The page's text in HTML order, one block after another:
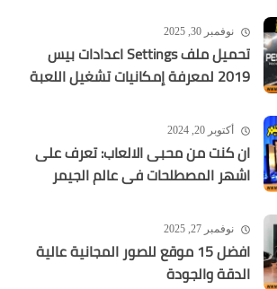
نوفمبر 30, 2025
تحميل ملف Settings اعدادات بيس
2019 لمعرفة إمكانيات تشغيل اللعبة
أكتوبر 20, 2024
ان كنت من محبى الالعاب: تعرف على
اشهر المصطلحات فى عالم الجيمر
نوفمبر 27, 2025
افضل 15 موقع للصور المجانية عالية
الدقة والجودة